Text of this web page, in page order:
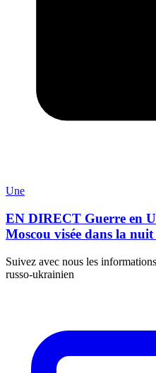
Une
EN DIRECT Guerre en
Moscou visée dans la
Suivez avec nous les
russo-ukrainien